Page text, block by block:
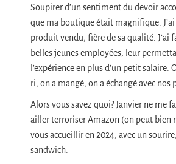
Soupirer d’un sentiment du devoir
que ma boutique était magnifique.
produit vendu, fière de sa qualité. J’ai
belles jeunes employées, leur
l’expérience en plus d’un petit salaire.
ri, on a mangé, on a échangé avec nos
Alors vous savez quoi? Janvier ne me
ailler terroriser Amazon (on peut bien
vous accueillir en 2024, avec un
sandwich.